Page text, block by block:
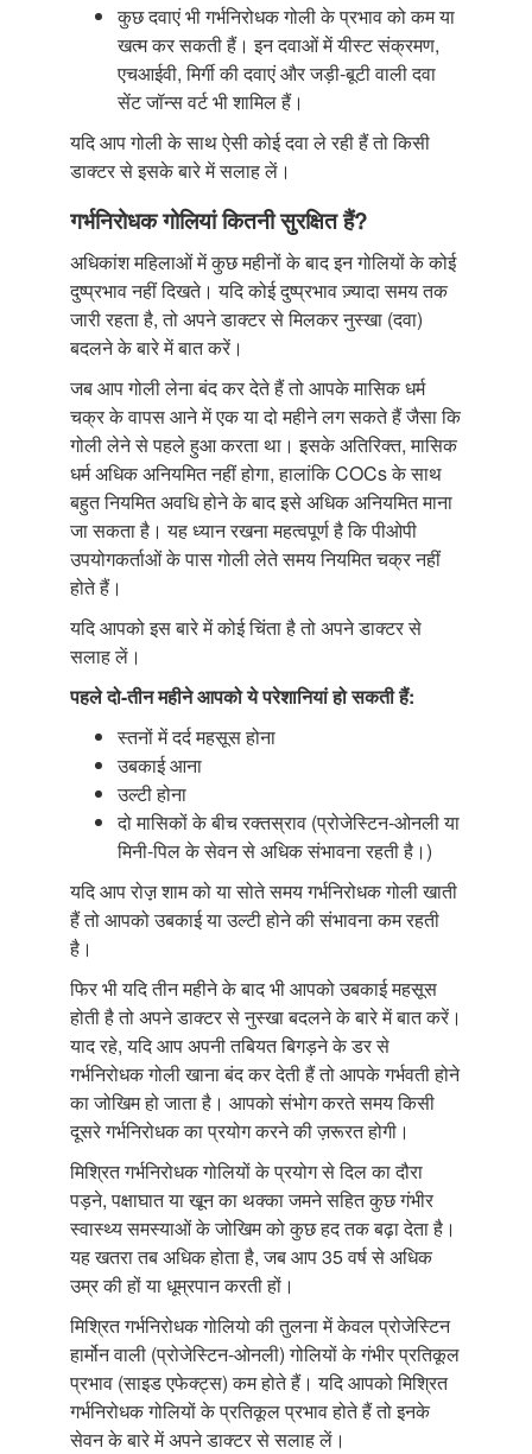
कुछ दवाएं भी गर्भनिरोधक गोली के प्रभाव को कम या
खत्म कर सकती हैं। इन दवाओं में यीस्ट संक्रमण,
एचआईवी, मिर्गी की दवाएं और जड़ी-बूटी वाली दवा
सेंट जॉन्स वर्ट भी शामिल हैं।
यदि आप गोली के साथ ऐसी कोई दवा ले रही हैं तो किसी
डाक्टर से इसके बारे में सलाह लें।
गर्भनिरोधक गोलियां कितनी सुरक्षित हैं?
अधिकांश महिलाओं में कुछ महीनों के बाद इन गोलियों के कोई
दुष्प्रभाव नहीं दिखते। यदि कोई दुष्प्रभाव ज़्यादा समय तक
जारी रहता है, तो अपने डाक्टर से मिलकर नुस्खा (दवा)
बदलने के बारे में बात करें।
जब आप गोली लेना बंद कर देते हैं तो आपके मासिक धर्म
चक्र के वापस आने में एक या दो महीने लग सकते हैं जैसा कि
गोली लेने से पहले हुआ करता था। इसके अतिरिक्त, मासिक
धर्म अधिक अनियमित नहीं होगा, हालांकि COCs के साथ
बहुत नियमित अवधि होने के बाद इसे अधिक अनियमित माना
जा सकता है। यह ध्यान रखना महत्वपूर्ण है कि पीओपी
उपयोगकर्ताओं के पास गोली लेते समय नियमित चक्र नहीं
होते हैं।
यदि आपको इस बारे में कोई चिंता है तो अपने डाक्टर से
सलाह लें।
पहले दो-तीन महीने आपको ये परेशानियांहो सकती हैं:
स्तनों में दर्द महसूस होना
उबकाई आना
उल्टी होना
दो मासिकों के बीच रक्तस्राव (प्रोजेस्टिन-ओनली या
मिनी-पिल के सेवन से अधिक संभावना रहती है।)
यदि आप रोज़़ शाम को या सोते समय गर्भनिरोधक गोली खाती
हैं तो आपको उबकाई या उल्टी होने की संभावना कम रहती
है।
फिर भी यदि तीन महीने के बाद भी आपको उबकाई महसूस
होती है तो अपने डाक्टर से नुस्खा बदलने के बारे में बात करें।
याद रहे, यदि आप अपनी तबियत बिगड़ने के डर से
गर्भनिरोधक गोली खाना बंद कर देती हैं तो आपके गर्भवती होने
का जोखिम हो जाता है। आपको संभोग करते समय किसी
दूसरे गर्भनिरोधक का प्रयोग करने की ज़रूरत होगी।
मिश्रित गर्भनिरोधक गोलियों के प्रयोग से दिल का दौरा
पड़ने, पक्षाघात या खून का थक्का जमने सहित कुछ गंभीर
स्वास्थ्य समस्याओं के जोखिम को कुछ हद तक बढ़ा देता है।
यह खतरा तब अधिक होता है, जब आप 35 वर्ष से अधिक
उम्र की हों या धूम्रपान करती हों।
मिश्रित गर्भनिरोधक गोलियो की तुलना में केवल प्रोजेस्टिन
हार्मोन वाली (प्रोजेस्टिन-ओनली) गोलियों के गंभीर प्रतिकूल
प्रभाव (साइड एफेक्ट्स) कम होते हैं। यदि आपको मिश्रित
गर्भनिरोधक गोलियों के प्रतिकूल प्रभाव होते हैं तो इनके
सेवन के बारे में अपने डाक्टर से सलाह लें।